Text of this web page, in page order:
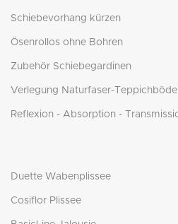
Schiebevorhang kürzen
Ösenrollos ohne Bohren
Zubehör Schiebegardinen
Verlegung Naturfaser-
Reflexion - Absorption -
Duette Wabenplissee
Cosiflor Plissee